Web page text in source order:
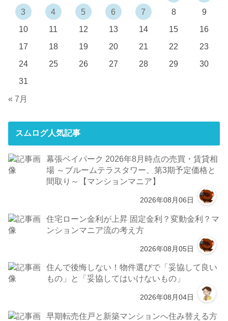
3
4 5 6 7 8
9
10
11 12 13 14 15
16
17
18 19 20 21 22
23
24
25 26 27 28 29
30
31
« 7月
スムログ人気記事
幕張ベイパーク 2026年8月時点の売買・賃貸相
場 ～ブルームテラスタワー、第3期予定価格と
間取り～【マンションマニア】
2026年08月06日
住宅ローン金利が上昇 固定金利？変動金利？マ
ンションマニア流の考え方
2026年08月05日
住んで後悔しない！物件選びで「妥協して良い
もの」と「妥協してはいけないもの」
2026年08月04日
早期転売住戸と新築マンションへ住み替える方